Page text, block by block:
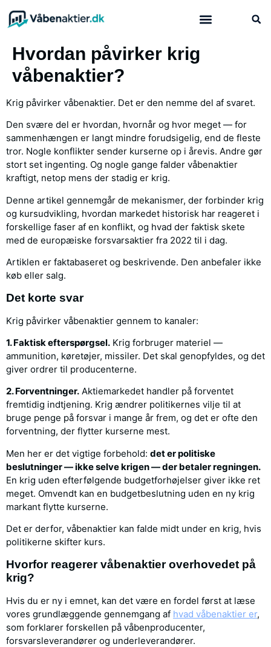
Hvordan påvirker krig
våbenaktier?
Krig påvirker våbenaktier. Det er den nemme del af svaret.
Den svære del er hvordan, hvornår og hvor meget — for
sammenhængen er langt mindre forudsigelig, end de fleste
tror. Nogle konflikter sender kurserne op i årevis. Andre gør
stort set ingenting. Og nogle gange falder våbenaktier
kraftigt, netop mens der stadig er krig.
Denne artikel gennemgår de mekanismer, der forbinder krig
og kursudvikling, hvordan markedet historisk har reageret i
forskellige faser af en konflikt, og hvad der faktisk skete
med de europæiske forsvarsaktier fra 2022 til i dag.
Artiklen er faktabaseret og beskrivende. Den anbefaler ikke
køb eller salg.
Det korte svar
Krig påvirker våbenaktier gennem to kanaler:
1. Faktisk efterspørgsel. Krig forbruger materiel —
ammunition, køretøjer, missiler. Det skal genopfyldes, og det
giver ordrer til producenterne.
2. Forventninger. Aktiemarkedet handler på forventet
fremtidig indtjening. Krig ændrer politikernes vilje til at
bruge penge på forsvar i mange år frem, og det er ofte den
forventning, der flytter kurserne mest.
Men her er det vigtige forbehold: det er politiske
beslutninger — ikke selve krigen — der betaler regningen.
En krig uden efterfølgende budgetforhøjelser giver ikke ret
meget. Omvendt kan en budgetbeslutning uden en ny krig
markant flytte kurserne.
Det er derfor, våbenaktier kan falde midt under en krig, hvis
politikerne skifter kurs.
Hvorfor reagerer våbenaktier overhovedet på
krig?
Hvis du er ny i emnet, kan det være en fordel først at læse
vores grundlæggende gennemgang af hvad våbenaktier er,
som forklarer forskellen på våbenproducenter,
forsvarsleverandører og underleverandører.